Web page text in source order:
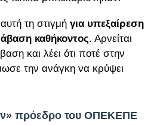
τη στιγμή για υπεξαίρεση
καθήκοντος. Αρνείται
και λέει ότι ποτέ στην
την ανάγκη να κρύψει
πρόεδρο του ΟΠΕΚΕΠΕ